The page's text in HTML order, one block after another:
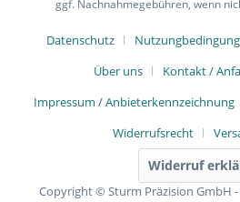
ggf. Nachnahmegebühren, wenn
Datenschutz
Über uns
Kontakt /
Impressum / Anbieterkennzeichnung
Widerrufsrecht
Widerruf
Copyright © Sturm Präzision GmbH